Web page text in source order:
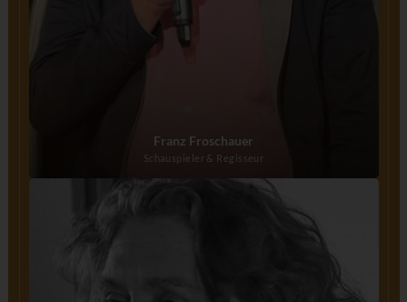
Franz Froschauer
Schauspieler & Regisseur